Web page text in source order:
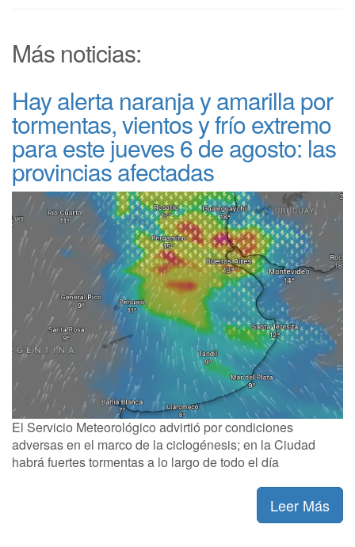
Más noticias:
Hay alerta naranja y amarilla por
tormentas, vientos y frío extremo
para este jueves 6 de agosto: las
provincias afectadas
El Servicio Meteorológico advirtió por condiciones
adversas en el marco de la ciclogénesis; en la Ciudad
habrá fuertes tormentas a lo largo de todo el día
Leer Más